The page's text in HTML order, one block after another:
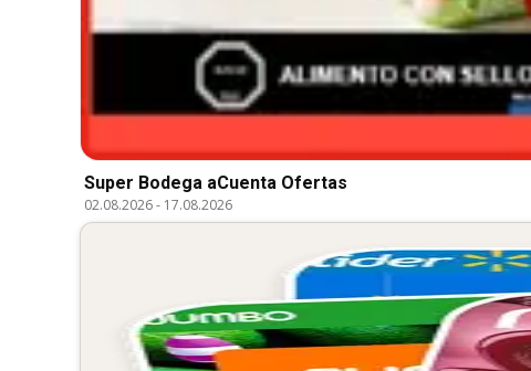
Super Bodega aCuenta Ofertas
02.08.2026- 17.08.2026